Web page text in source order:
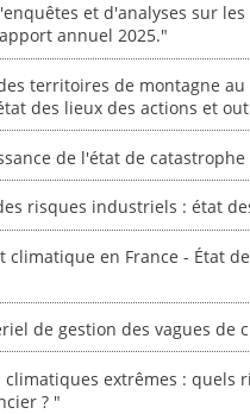
et d'analyses sur
annuel 2025."
territoires de montagne
des lieux des actions et
de l'état de
risques industriels : état
climatique en France - État
de gestion des vagues de
climatiques extrêmes : quels
? "